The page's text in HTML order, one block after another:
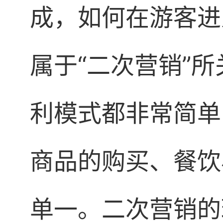
成，如何在游客
属于“二次营销”
利模式都非常简
商品的购买、餐
单一。二次营销